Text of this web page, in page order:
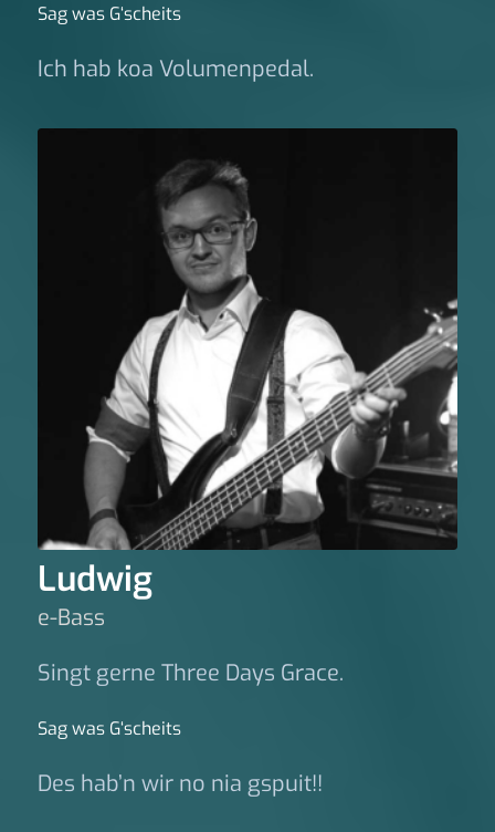
Sag was G‘scheits
Ich hab koa Volumenpedal.
Ludwig
e-Bass
Singt gerne Three Days Grace.
Sag was G‘scheits
Des hab’n wir no nia gspuit!!